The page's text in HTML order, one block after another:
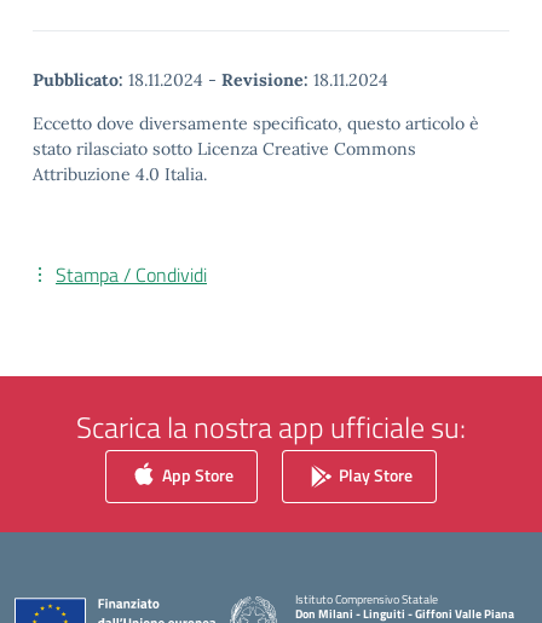
Pubblicato: 18.11.2024 - Revisione: 18.11.2024
Eccetto dove diversamente specificato, questo articolo è
stato rilasciato sotto Licenza Creative Commons
Attribuzione 4.0 Italia.
Stampa / Condividi
Scarica la nostra app ufficiale su:
App Store Play Store
Istituto Comprensivo Statale
Don Milani - Linguiti - Giffoni Valle Piana